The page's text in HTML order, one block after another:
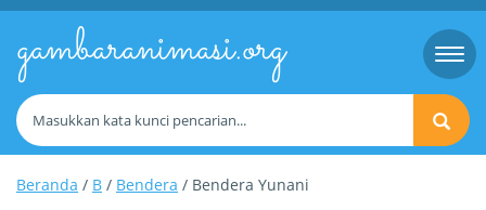
gambaranimasi.org
Beranda / B / Bendera / Bendera Yunani